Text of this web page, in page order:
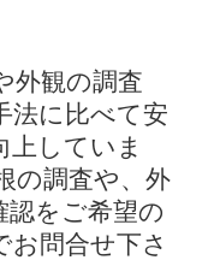
外観の調査
法に比べて安
上していま
の調査や、外
認をご希望の
お問合せ下さ